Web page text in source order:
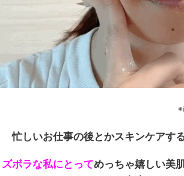
※
忙しいお仕事の後とかスキンケアす
ズボラな私にとってめっちゃ嬉しい美